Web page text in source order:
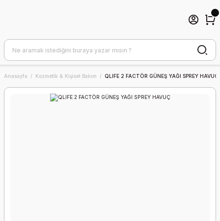
Anasayfa Kozmetik & Kişisel Bakım QLIFE 2 FACTÖR GÜNEŞ YAĞI SPREY HAVUÇ